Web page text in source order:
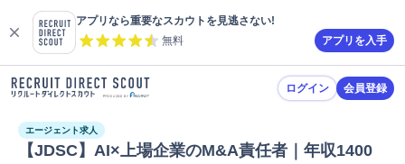
アプリなら重要なスカウトを見逃さない!
無料
アプリを入手
ログイン 会員登録
エージェント求人
【JDSC】AI×上場企業のM&A責任者｜年収1400